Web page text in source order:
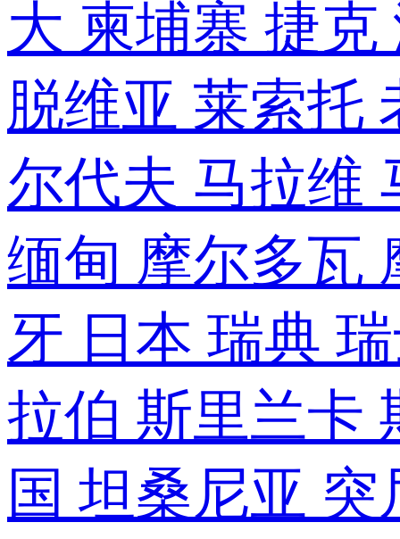
大 柬埔寨 捷克
脱维亚 莱索托
尔代夫 马拉维
缅甸 摩尔多瓦
牙 日本 瑞典
拉伯 斯里兰卡
国坦桑尼亚 突